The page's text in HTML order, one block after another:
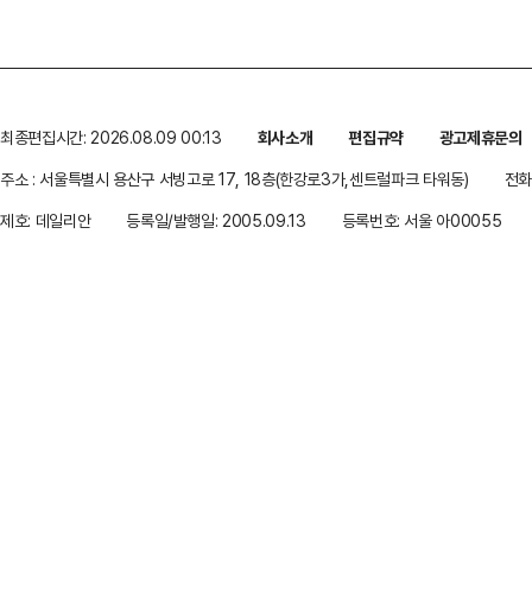
최종편집시간: 2026.08.09 00:13 회사소개 편집규약
광고제휴문의
주소 : 서울특별시 용산구 서빙고로 17, 18층(한강로3가,센트럴파크 타워동)
전
제호: 데일리안
등록일/발행일: 2005.09.13 등록번호: 서울 아00055